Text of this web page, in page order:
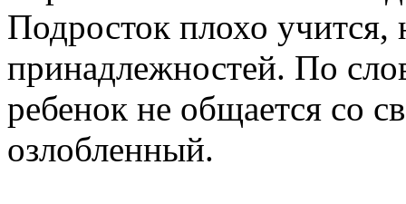
Подросток плохо
принадлежностей. По
ребенок не общается со
озлобленный.